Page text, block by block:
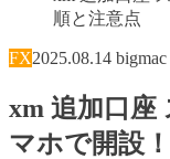
順と注意点
FX2025.08.14 bigmac
xm 追加口座
マホで開設